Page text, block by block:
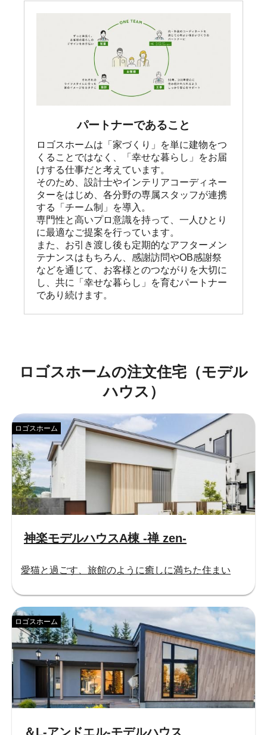
パートナーであること
ロゴスホームは「家づくり」を単に建物をつ
くることではなく、「幸せな暮らし」をお届
けする仕事だと考えています。
そのため、設計士やインテリアコーディネー
ターをはじめ、各分野の専属スタッフが連携
する「チーム制」を導入。
専門性と高いプロ意識を持って、一人ひとり
に最適なご提案を行っています。
また、お引き渡し後も定期的なアフターメン
テナンスはもちろん、感謝訪問やOB感謝祭
などを通じて、お客様とのつながりを大切に
し、共に「幸せな暮らし」を育むパートナー
であり続けます。
ロゴスホームの注文住宅（モデル
ハウス）
神楽モデルハウスA棟 -禅 zen-
ロゴスホーム
愛猫と過ごす、旅館のように癒しに満ちた住まい
＆L-アンドエル-モデルハウス
ロゴスホーム